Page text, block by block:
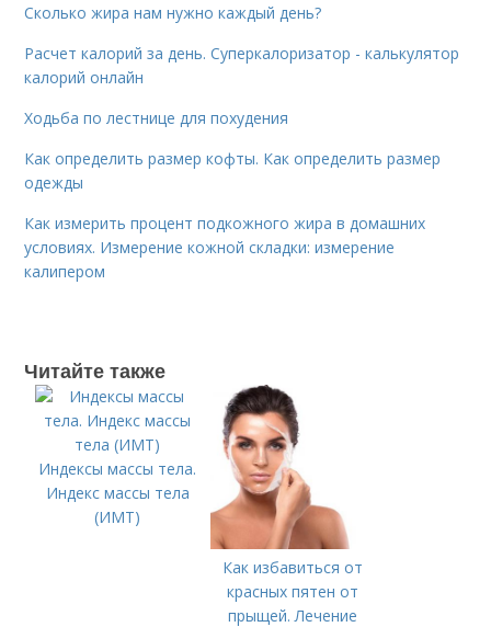
Сколько жира нам нужно каждый день?
Расчет калорий за день. Суперкалоризатор - калькулятор
калорий онлайн
Ходьба по лестнице для похудения
Как определить размер кофты. Как определить размер
одежды
Как измерить процент подкожного жира в домашних
условиях. Измерение кожной складки: измерение
калипером
Читайте также
Индексы массы тела.
Индекс массы тела
(ИМТ)
Как избавиться от
красных пятен от
прыщей. Лечение